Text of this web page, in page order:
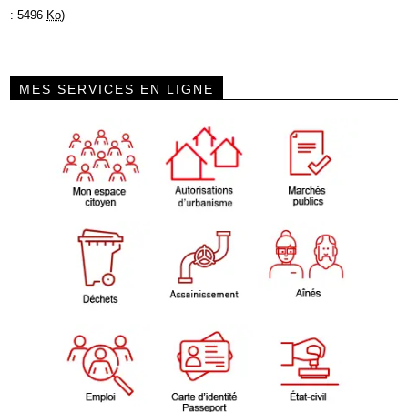
: 5496 Ko)
MES SERVICES EN LIGNE